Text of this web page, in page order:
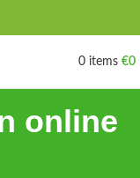
0 items €0
online